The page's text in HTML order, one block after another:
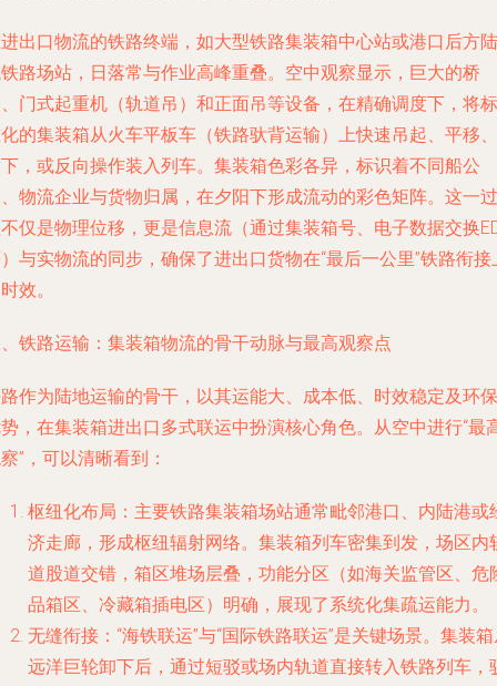
出口物流的铁路终端，如大型铁路集装箱中心站或港口后方陆
路场站，日落常与作业高峰重叠。空中观察显示，巨大的桥
门式起重机（轨道吊）和正面吊等设备，在精确调度下，将标
的集装箱从火车平板车（铁路驮背运输）上快速吊起、平移、
，或反向操作装入列车。集装箱色彩各异，标识着不同船公
物流企业与货物归属，在夕阳下形成流动的彩色矩阵。这一过
仅是物理位移，更是信息流（通过集装箱号、电子数据交换
与实物流的同步，确保了进出口货物在“最后一公里”铁路衔接
效。
铁路运输：集装箱物流的骨干动脉与最高观察点
作为陆地运输的骨干，以其运能大、成本低、时效稳定及环保
，在集装箱进出口多式联运中扮演核心角色。从空中进行“最
”，可以清晰看到：
枢纽化布局 ：主要铁路集装箱场站通常毗邻港口、内陆港或
济走廊，形成枢纽辐射网络。集装箱列车密集到发，场区内
道股道交错，箱区堆场层叠，功能分区（如海关监管区、危
品箱区、冷藏箱插电区）明确，展现了系统化集疏运能力。
无缝衔接 ：“海铁联运”与“国际铁路联运”是关键场景。集装
远洋巨轮卸下后，通过短驳或场内轨道直接转入铁路列车，